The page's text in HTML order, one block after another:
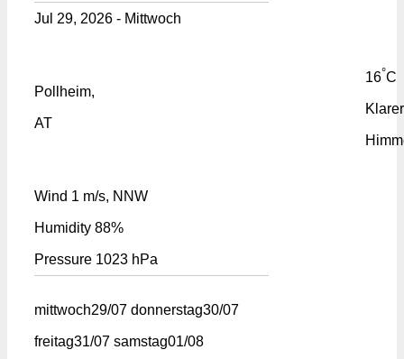
Jul 29, 2026 - Mittwoch
Pollheim,
AT
16°C
Klarer
Wind 1 m/s, NNW
Humidity 88%
Pressure 1023 hPa
mittwoch29/07 donnerstag30/07
freitag31/07 samstag01/08